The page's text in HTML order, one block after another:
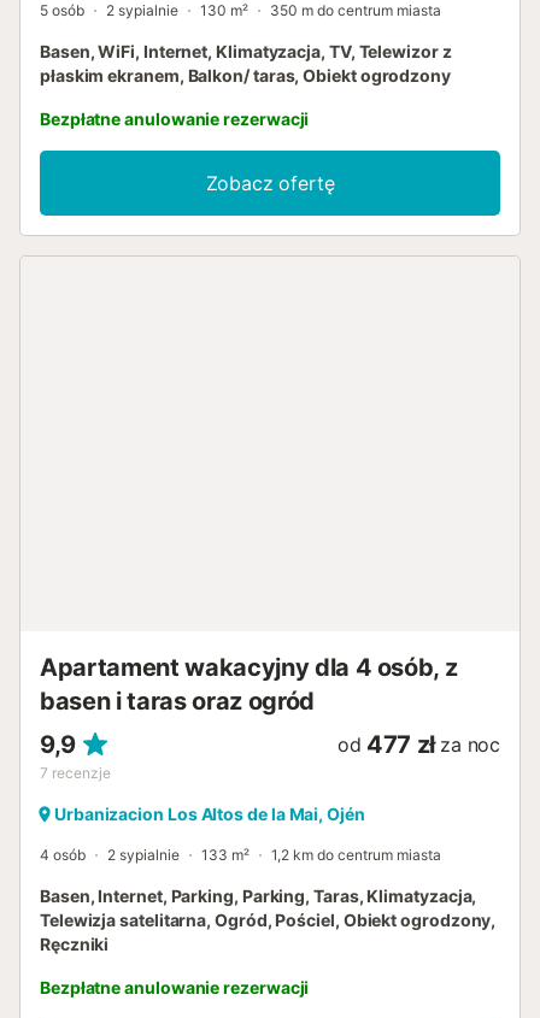
5 osób 2 sypialnie 130 m² 350 m do centrum miasta
Basen, WiFi, Internet, Klimatyzacja, TV, Telewizor z
płaskim ekranem, Balkon/ taras, Obiekt ogrodzony
Bezpłatne anulowanie rezerwacji
Zobacz ofertę
Apartament wakacyjny dla 4 osób, z
basen i taras oraz ogród
9,9
7 recenzje
od 477 zł za noc
Urbanizacion Los Altos de la Mai, Ojén
4 osób 2 sypialnie 133 m² 1,2 km do centrum miasta
Basen, Internet, Parking, Parking, Taras, Klimatyzacja,
Telewizja satelitarna, Ogród, Pościel, Obiekt ogrodzony,
Ręczniki
Bezpłatne anulowanie rezerwacji